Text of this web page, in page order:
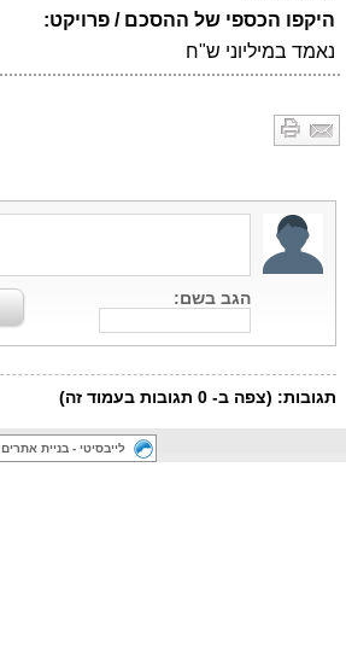
היקפו הכספי של ההסכם / פרויקט:
נאמד במיליוני ש"ח
לייבסיטי - בניית אתרים